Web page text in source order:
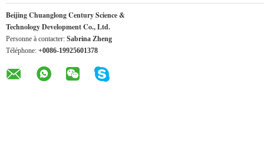
Beijing Chuanglong Century Science &
Technology Development Co., Ltd.
Personne à contacter: Sabrina Zheng
Téléphone: +0086-19925601378